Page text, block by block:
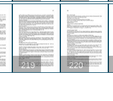
219 220